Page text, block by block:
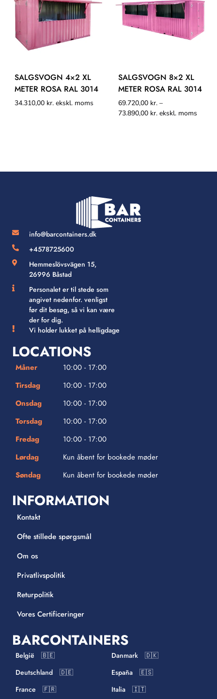
SALGSVOGN 4×2 XL
METER ROSA RAL 3014
34.310,00 kr. ekskl. moms
SALGSVOGN 8×2 XL
METER ROSA RAL 3014
69.720,00 kr. –
73.890,00 kr. ekskl. moms
info@barcontainers.dk
+4578725600
Hemmeslövsvägen 15,
26996 Båstad
Personalet er til stede som
angivet nedenfor. venligst
før dit besøg, så vi kan være
der for dig.
Vi holder lukket på helligdage
LOCATIONS
Måner
10:00 - 17:00
Tirsdag
10:00 - 17:00
Onsdag
10:00 - 17:00
Torsdag
10:00 - 17:00
Fredag
10:00 - 17:00
Lørdag
Kun åbent for bookede møder
Søndag
Kun åbent for bookede møder
INFORMATION
Kontakt
Ofte stillede spørgsmål
Om os
Privatlivspolitik
Returpolitik
Vores Certificeringer
BARCONTAINERS
België 🇧🇪
Danmark 🇩🇰
Deutschland 🇩🇪
España 🇪🇸
France 🇫🇷
Italia 🇮🇹